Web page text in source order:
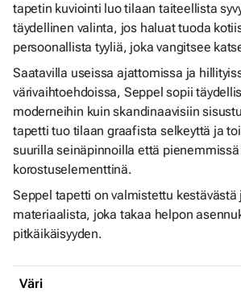
tapetin kuviointi luo tilaan taiteellista
täydellinen valinta, jos haluat tuoda
persoonallista tyyliä, joka vangitsee
Saatavilla useissa ajattomissa ja
värivaihtoehdoissa, Seppel sopii
moderneihin kuin skandinaavisiin
tapetti tuo tilaan graafista selkeyttä ja
suurilla seinäpinnoilla että
korostuselementtinä.
Seppel tapetti on valmistettu kestävästä
materiaalista, joka takaa helpon
pitkäikäisyyden.
Väri